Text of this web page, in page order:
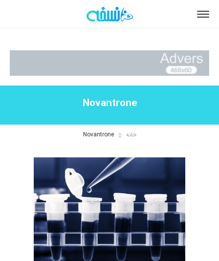
Novantrone
خانه Novantrone